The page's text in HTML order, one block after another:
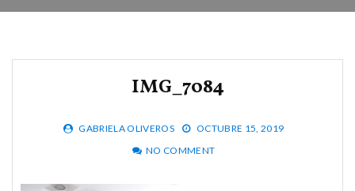
IMG_7084
GABRIELA OLIVEROS
OCTUBRE 15, 2019
NO COMMENT